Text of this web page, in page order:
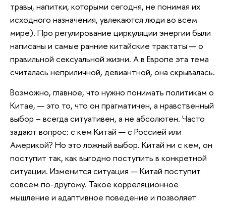
травы, напитки, которыми сегодня, не понимая их
исходного назначения, увлекаются люди во всем
мире). Про регулирование циркуляции энергии были
написаны и самые ранние китайские трактаты — о
правильной сексуальной жизни. А в Европе эта тема
считалась неприличной, девиантной, она скрывалась.
Возможно, главное, что нужно понимать политикам о
Китае, — это то, что он прагматичен, а нравственный
выбор – всегда ситуативен, а не абсолютен. Часто
задают вопрос: с кем Китай — с Россией или
Америкой? Но это ложный выбор. Китай ни с кем, он
поступит так, как выгодно поступить в конкретной
ситуации. Изменится ситуация — Китай поступит
совсем по-другому. Такое корреляционное
мышление и адаптивное поведение и позволяет